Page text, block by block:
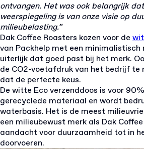
ontvangen. Het was ook belangrijk
weerspiegeling is van onze visie op
milieubelasting.”
Dak Coffee Roasters kozen voor de
van Packhelp met een
uiterlijk dat goed past bij het merk.
de CO2-voetafdruk van het bedrijf te
dat de perfecte keus.
De witte Eco verzenddoos is voor
gerecyclede materiaal en wordt
waterbasis. Het is de meest
een milieubewust merk als Dak
aandacht voor duurzaamheid tot in
doorvoeren.